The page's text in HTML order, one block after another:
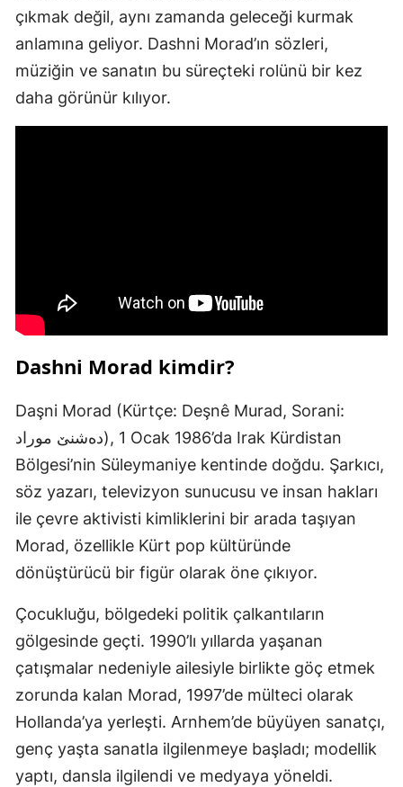
çıkmak değil, aynı zamanda geleceği kurmak
anlamına geliyor. Dashni Morad’ın sözleri,
müziğin ve sanatın bu süreçteki rolünü bir kez
daha görünür kılıyor.
Dashni Morad kimdir?
Daşni Morad (Kürtçe: Deşnê Murad, Sorani:
دەشنێ موراد), 1 Ocak 1986’da Irak Kürdistan
Bölgesi’nin Süleymaniye kentinde doğdu. Şarkıcı,
söz yazarı, televizyon sunucusu ve insan hakları
ile çevre aktivisti kimliklerini bir arada taşıyan
Morad, özellikle Kürt pop kültüründe
dönüştürücü bir figür olarak öne çıkıyor.
Çocukluğu, bölgedeki politik çalkantıların
gölgesinde geçti. 1990’lı yıllarda yaşanan
çatışmalar nedeniyle ailesiyle birlikte göç etmek
zorunda kalan Morad, 1997’de mülteci olarak
Hollanda’ya yerleşti. Arnhem’de büyüyen sanatçı,
genç yaşta sanatla ilgilenmeye başladı; modellik
yaptı, dansla ilgilendi ve medyaya yöneldi.